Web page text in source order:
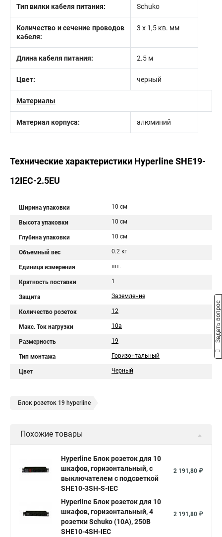
Тип вилки кабеля питания: Schuko
Количество и сечение проводов
кабеля:
3 х 1,5 кв. мм
Длина кабеля питания: 2.5 м
Цвет: черный
Материалы
Материал корпуса: алюминий
Технические характеристики Hyperline SHE19-
12IEC-2.5EU
Ширина упаковки 10 см
Высота упаковки 10 см
Глубина упаковки 10 см
Объемный вес 0.2 кг
Единица измерения шт.
Кратность поставки 1
Защита Заземление
Количество розеток 12
Макс. Ток нагрузки 10а
Размерность 19
Тип монтажа Горизонтальный
Цвет Черный
Блок розеток 19 hyperline
Похожие товары
Hyperline Блок розеток для 10
шкафов, горизонтальный, с
выключателем с подсветкой
SHE10-3SH-S-IEC
2 191,80 ₽
Hyperline Блок розеток для 10
шкафов, горизонтальный, 4
розетки Schuko (10А), 250В
SHE10-4SH-IEC
2 191,80 ₽
Задать вопрос